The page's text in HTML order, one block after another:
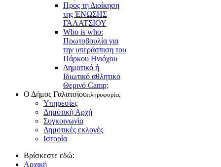
Προς τη Διοίκηση
της ΈΝΩΣΗΣ
ΓΑΛΑΤΣΙΟΥ
Who is who:
Πρωτοβουλία για
την υπεράσπιση του
Πάρκου Ηνιόχου
Δημοτικό ή
Ιδιωτικό αθλητικο
Θερινό Camp;
Ο Δήμος Γαλατσίουπληροφορίες
Υπηρεσίες
Δημοτική Αρχή
Συγκοινωνία
Δημοτικές εκλογές
Ιστορία
Βρίσκεστε εδώ:
Αρχική